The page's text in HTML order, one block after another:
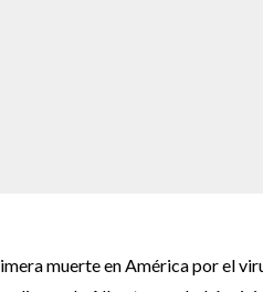
muerte en América por el